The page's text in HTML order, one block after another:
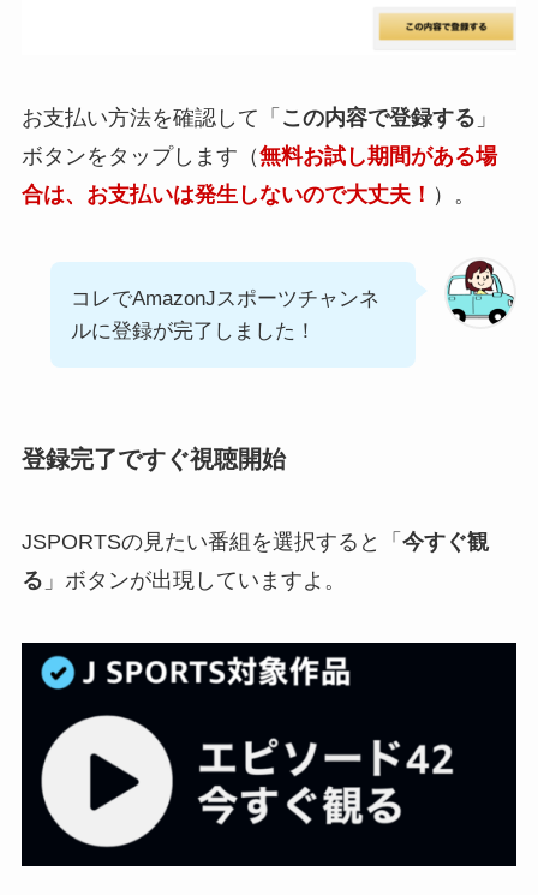
お支払い方法を確認して「 この内容で登録する 」
ボタンをタップします（無料お試し期間がある場
合は、お支払いは発生しないので大丈夫！ ）。
コレでAmazonJスポーツチャンネ
ルに登録が完了しました！
登録完了ですぐ視聴開始
JSPORTSの見たい番組を選択すると「 今すぐ観
る 」ボタンが出現していますよ。